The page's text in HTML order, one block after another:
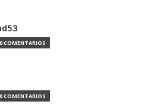
0 COMENTARIOS
0 COMENTARIOS